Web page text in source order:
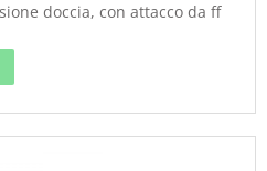
doccia, con attacco da ff